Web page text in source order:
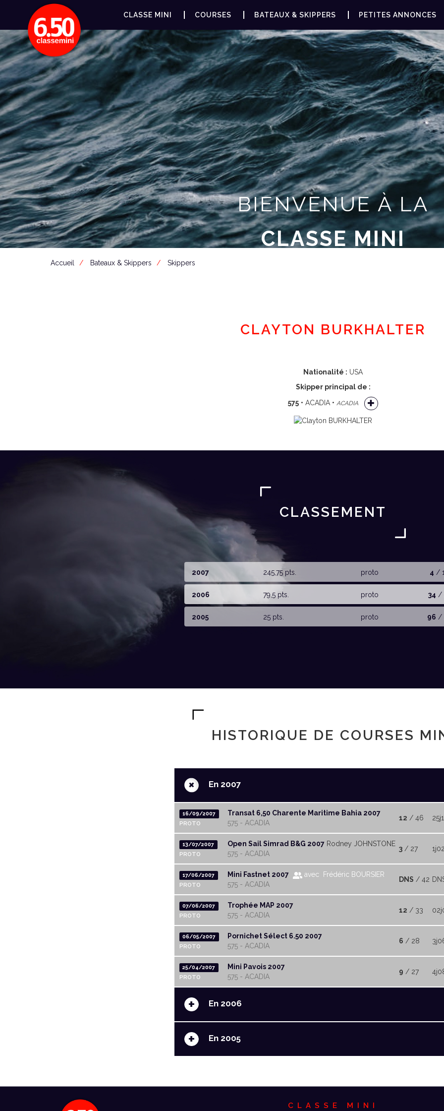
CLASSE MINI COURSES BATEAUX & SKIPPERS PETITES ANNONCES
BIENVENUE À LA
CLASSE MINI
Accueil Bateaux & Skippers Skippers
CLAYTON BURKHALTER
Nationalité : USA
Skipper principal de :
575 • ACADIA • ACADIA
CLASSEMENT
2007 245,75 pts. proto 4 /
2006 79,5 pts. proto 34 /
2005 25 pts. proto 96 /
HISTORIQUE DE COURSES
+ En 2007
16/09/2007
PROTO
Transat 6,50 Charente Maritime Bahia 2007
575 - ACADIA
12 / 46
13/07/2007
PROTO
Open Sail Simrad B&G 2007 Rodney JOHNSTONE
575 - ACADIA
3 / 27
17/06/2007
PROTO
Mini Fastnet 2007
avec Frédéric BOURSIER
575 - ACADIA
DNS / 42
07/06/2007
PROTO
Trophée MAP 2007
575 - ACADIA
12 / 33
06/05/2007
PROTO
Pornichet Sélect 6.50 2007
575 - ACADIA
6 / 28
25/04/2007
PROTO
Mini Pavois 2007
575 - ACADIA
9 / 27
+ En 2006
+ En 2005
CLASSE MINI